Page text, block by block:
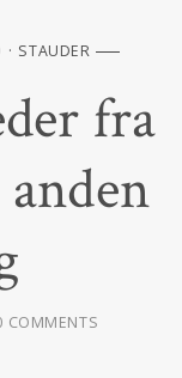
STAUDER
fra
COMMENTS